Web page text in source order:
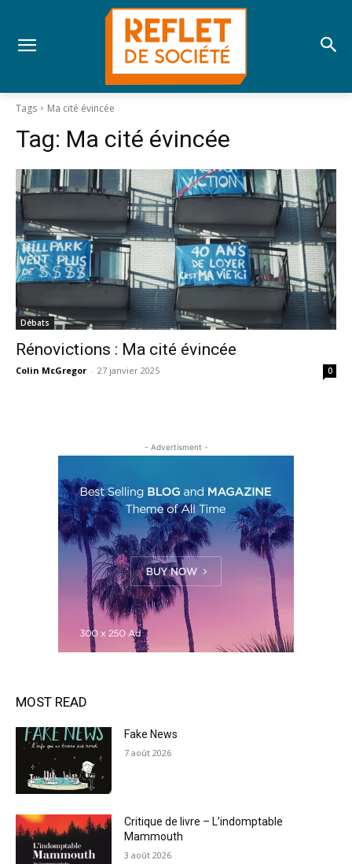
Tags Ma cité évincée
Tag: Ma cité évincée
Débats
Rénovictions : Ma cité évincée
Colin McGregor - 27 janvier 2025 0
- Advertisment -
MOST READ
Fake News
7 août 2026
Critique de livre – L’indomptable
Mammouth
3 août 2026